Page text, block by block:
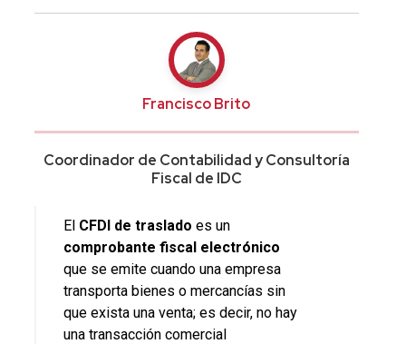
Francisco Brito
Coordinador de Contabilidad y Consultoría
Fiscal de IDC
El CFDI de traslado es un
comprobante fiscal electrónico
que se emite cuando una empresa
transporta bienes o mercancías sin
que exista una venta; es decir, no hay
una transacción comercial